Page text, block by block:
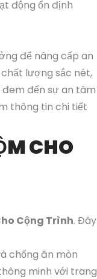
động ổn định
để nâng cấp an
lượng sắc nét,
đến sự an tâm
thông tin chi tiết
CHO
Cộng Trình. Đây
chống ăn mòn
minh với trang